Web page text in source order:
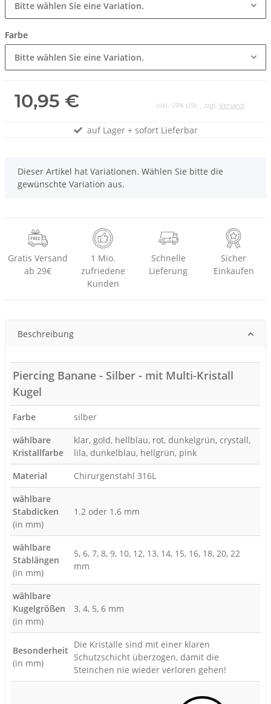
Bitte wählen Sie eine Variation.
Farbe
Bitte wählen Sie eine Variation.
10,95 € inkl. 19% USt. , zzgl. Versand
auf Lager + sofort Lieferbar
x
Dieser Artikel hat Variationen. Wählen Sie bitte die
gewünschte Variation aus.
Gratis Versand
ab 29€
1 Mio.
zufriedene
Kunden
Schnelle
Lieferung
Sicher
Einkaufen
Beschreibung
Piercing Banane - Silber - mit Multi-Kristall
Kugel
Farbe
silber
wählbare
Kristallfarbe
klar, gold, hellblau, rot, dunkelgrün, crystall,
lila, dunkelblau, hellgrün, pink
Material
Chirurgenstahl 316L
wählbare
Stabdicken
(in mm)
1.2 oder 1.6 mm
wählbare
Stablängen
(in mm)
5, 6, 7, 8, 9, 10, 12, 13, 14, 15, 16, 18, 20, 22
mm
wählbare
Kugelgrößen
(in mm)
3, 4, 5, 6 mm
Besonderheit
(in mm)
Die Kristalle sind mit einer klaren
Schutzschicht überzogen, damit die
Steinchen nie wieder verloren gehen!